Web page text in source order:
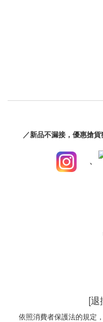
／新品不漏接，優惠搶
、
[退
依照消費者保護法的規定